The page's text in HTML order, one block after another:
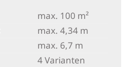
max. 100 m²
max. 4,34 m
max. 6,7 m
4 Varianten